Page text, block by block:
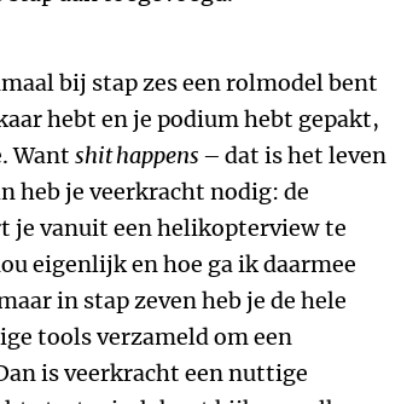
bij stap zes een rolmodel bent
hebt en je podium hebt gepakt,
Want shit happens – dat is het leven
heb je veerkracht nodig: de
je vanuit een helikopterview te
eigenlijk en hoe ga ik daarmee
in stap zeven heb je de hele
tools verzameld om een
is veerkracht een nuttige